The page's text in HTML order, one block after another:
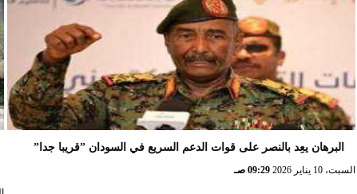
البرهان يعِد بالنصر على قوات الدعم السريع في السودان ”قريبا جدا”
السبت، 10 يناير 2026 09:29 صـ